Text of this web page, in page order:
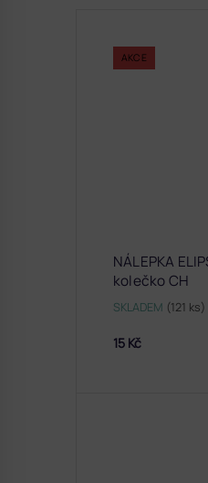
AKCE
NÁLEPKA
kolečko CH
SKLADEM (121 ks)
15 Kč